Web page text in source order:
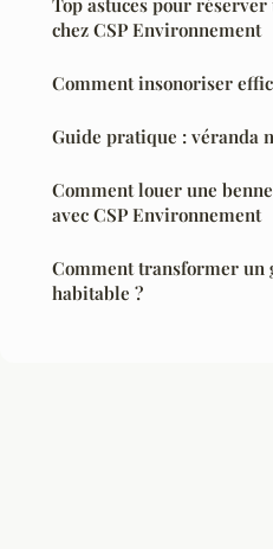
chez CSP Environnement
Comment insonoriser
Guide pratique : véranda
Comment louer une
avec CSP Environnement
Comment transformer un
habitable ?